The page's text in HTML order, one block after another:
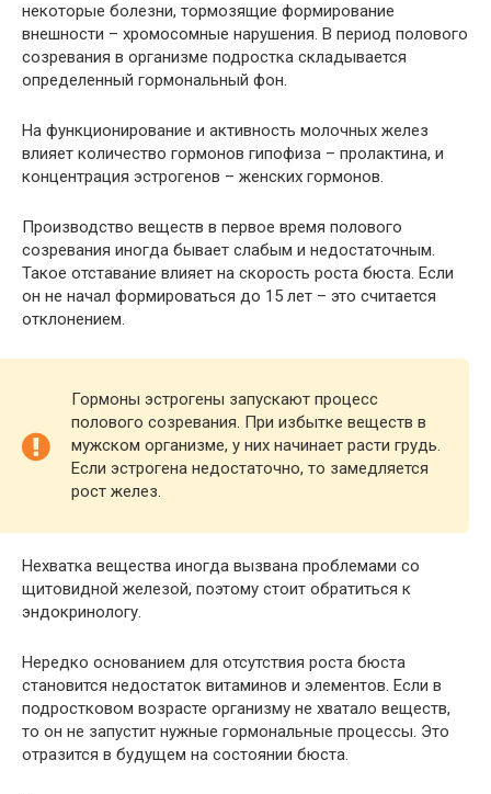
некоторые болезни, тормозящие формирование
внешности – хромосомные нарушения. В период полового
созревания в организме подростка складывается
определенный гормональный фон.
На функционирование и активность молочных желез
влияет количество гормонов гипофиза – пролактина, и
концентрация эстрогенов – женских гормонов.
Производство веществ в первое время полового
созревания иногда бывает слабым и недостаточным.
Такое отставание влияет на скорость роста бюста. Если
он не начал формироваться до 15 лет – это считается
отклонением.
Гормоны эстрогены запускают процесс
полового созревания. При избытке веществ в
мужском организме, у них начинает расти грудь.
Если эстрогена недостаточно, то замедляется
рост желез.
Нехватка вещества иногда вызвана проблемами со
щитовидной железой, поэтому стоит обратиться к
эндокринологу.
Нередко основанием для отсутствия роста бюста
становится недостаток витаминов и элементов. Если в
подростковом возрасте организму не хватало веществ,
то он не запустит нужные гормональные процессы. Это
отразится в будущем на состоянии бюста.